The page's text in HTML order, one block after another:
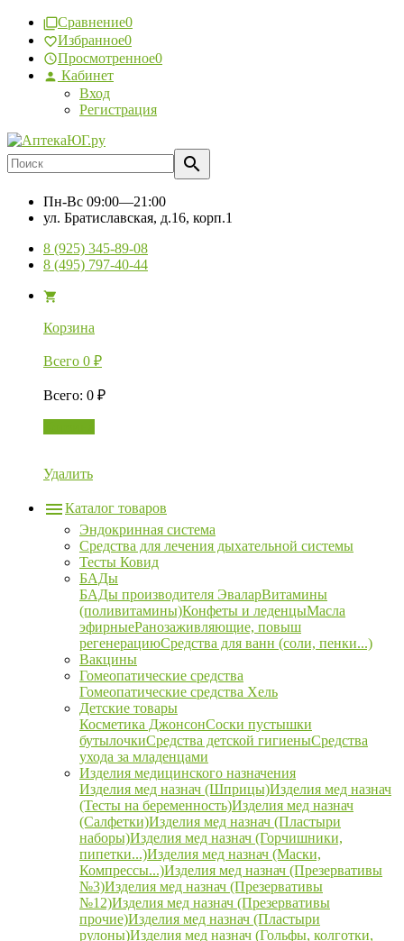
Сравнение0
Избранное0
Просмотренное0
Кабинет
Вход
Регистрация
Пн-Вс 09:00—21:00
ул. Братиславская, д.16, корп.1
8 (925) 345-89-08
8 (495) 797-40-44
Корзина
Всего 0 ₽
Всего: 0 ₽
Удалить
Каталог товаров
Эндокринная система
Средства для лечения дыхательной системы
Тесты Ковид
БАДы
БАДы производителя ЭваларВитамины
(поливитамины)Конфеты и леденцыМасла
эфирныеРанозаживляющие, повыш
регенерациюСредства для ванн (соли, пенки...)
Вакцины
Гомеопатические средства
Гомеопатические средства Хель
Детские товары
Косметика ДжонсонСоски пустышки
бутылочкиСредства детской гигиеныСредства
ухода за младенцами
Изделия медицинского назначения
Изделия мед назнач (Шприцы)Изделия мед назнач
(Тесты на беременность)Изделия мед назнач
(Салфетки)Изделия мед назнач (Пластыри
наборы)Изделия мед назнач (Горчишники,
пипетки...)Изделия мед назнач (Маски,
Компрессы...)Изделия мед назнач (Презервативы
№3)Изделия мед назнач (Презервативы
№12)Изделия мед назнач (Презервативы
прочие)Изделия мед назнач (Пластыри
рулоны)Изделия мед назнач (Гольфы, колготки,